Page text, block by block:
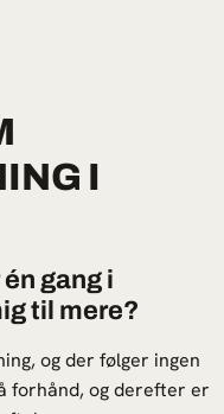
I
gang i
til mere?
og der følger ingen
forhånd, og derefter er